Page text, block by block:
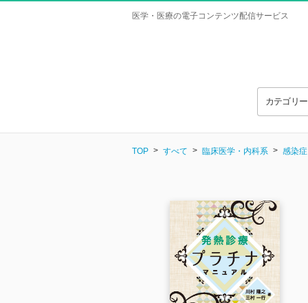
医学・医療の電子コンテンツ配信サービス
カテゴリー
TOP すべて 臨床医学・内科系 感染症